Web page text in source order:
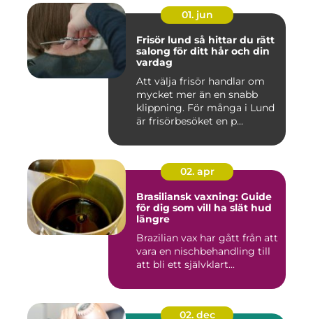
01. jun
Frisör lund så hittar du rätt
salong för ditt hår och din
vardag
Att välja frisör handlar om
mycket mer än en snabb
klippning. För många i Lund
är frisörbesöket en p...
02. apr
Brasiliansk vaxning: Guide
för dig som vill ha slät hud
längre
Brazilian vax har gått från att
vara en nischbehandling till
att bli ett självklart...
02. dec